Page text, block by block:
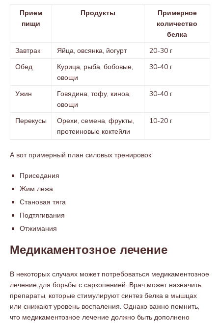
Прием
пищи
Продукты
Примерное
количество
белка
Завтрак
Яйца, овсянка, йогурт
20-30 г
Обед
Курица, рыба, бобовые,
овощи
30-40 г
Ужин
Говядина, тофу, киноа,
овощи
30-40 г
Перекусы
Орехи, семена, фрукты,
протеиновые коктейли
10-20 г
А вот примерный план силовых тренировок:
Приседания
Жим лежа
Становая тяга
Подтягивания
Отжимания
Медикаментозное лечение
В некоторых случаях может потребоваться медикаментозное
лечение для борьбы с саркопенией. Врач может назначить
препараты, которые стимулируют синтез белка в мышцах
или снижают уровень воспаления. Однако важно помнить,
что медикаментозное лечение должно быть дополнено